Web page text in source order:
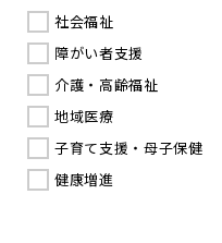
社会福祉
障がい者支援
介護・高齢福祉
地域医療
子育て支援・母子保健
健康増進